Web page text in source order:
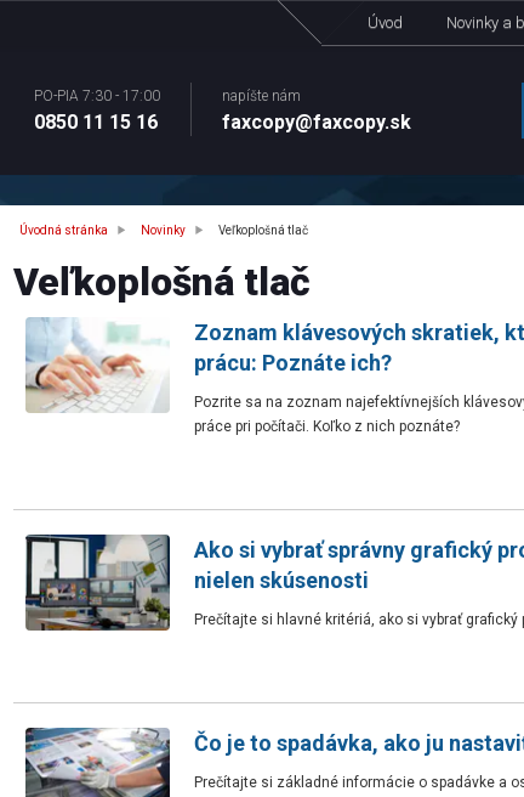
Úvod Novinky a
PO-PIA 7:30 - 17:00
0850 11 15 16
napíšte nám
faxcopy@faxcopy.sk
Úvodná stránka Novinky Veľkoplošná tlač
Veľkoplošná tlač
Zoznam klávesových skratiek,
prácu: Poznáte ich?
Pozrite sa na zoznam najefektívnejších
práce pri počítači. Koľko z nich poznáte?
Ako si vybrať správny grafický
nielen skúsenosti
Prečítajte si hlavné kritériá, ako si vybrať
Čo je to spadávka, ako ju
Prečítajte si základné informácie o spadávke a